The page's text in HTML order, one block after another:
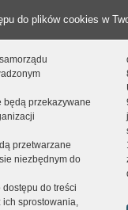
do plików cookies w
będą przekazywane
przetwarzane
niezbędnym do
dostępu do treści
sprostowania,